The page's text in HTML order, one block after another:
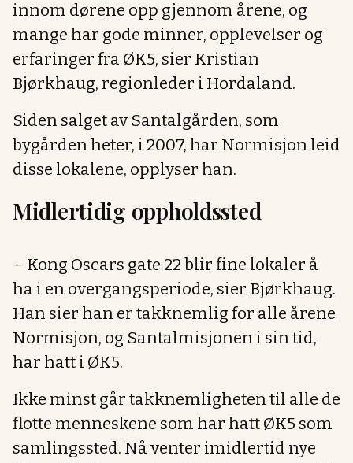
innom dørene opp gjennom årene, og
mange har gode minner, opplevelser og
erfaringer fra ØK5, sier Kristian
Bjørkhaug, regionleder i Hordaland.
Siden salget av Santalgården, som
bygården heter, i 2007, har Normisjon leid
disse lokalene, opplyser han.
Midlertidig oppholdssted
– Kong Oscars gate 22 blir fine lokaler å
ha i en overgangsperiode, sier Bjørkhaug.
Han sier han er takknemlig for alle årene
Normisjon, og Santalmisjonen i sin tid,
har hatt i ØK5.
Ikke minst går takknemligheten til alle de
flotte menneskene som har hatt ØK5 som
samlingssted. Nå venter imidlertid nye